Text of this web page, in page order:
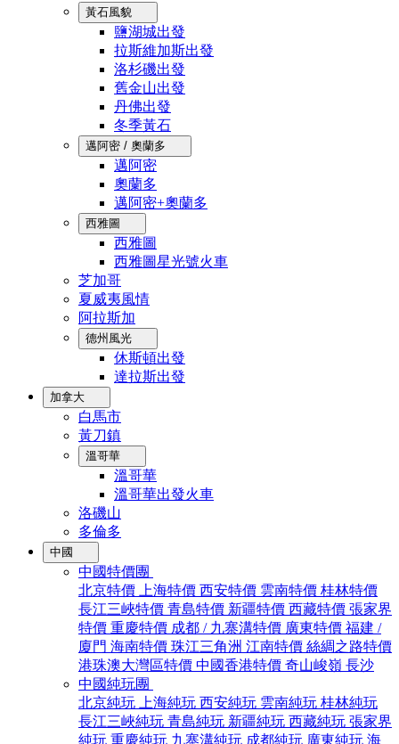
黃石風貌
鹽湖城出發
拉斯維加斯出發
洛杉磯出發
舊金山出發
丹佛出發
冬季黃石
邁阿密 / 奧蘭多
邁阿密
奧蘭多
邁阿密+奧蘭多
西雅圖
西雅圖
西雅圖星光號火車
芝加哥
夏威夷風情
阿拉斯加
德州風光
休斯頓出發
達拉斯出發
加拿大
白馬市
黃刀鎮
溫哥華
溫哥華
溫哥華出發火車
洛磯山
多倫多
中國
中國特價團
北京特價
上海特價 西安特價 雲南特價 桂林特價
長江三峽特價 青島特價 新疆特價 西藏特價 張家界
特價 重慶特價 成都 / 九寨溝特價 廣東特價 福建 /
廈門 海南特價 珠江三角洲 江南特價 絲綢之路特價
港珠澳大灣區特價 中國香港特價 奇山峻嶺 長沙
中國純玩團
北京純玩
上海純玩 西安純玩 雲南純玩 桂林純玩
長江三峽純玩 青島純玩 新疆純玩 西藏純玩 張家界
純玩 重慶純玩 九寨溝純玩 成都純玩 廣東純玩 海